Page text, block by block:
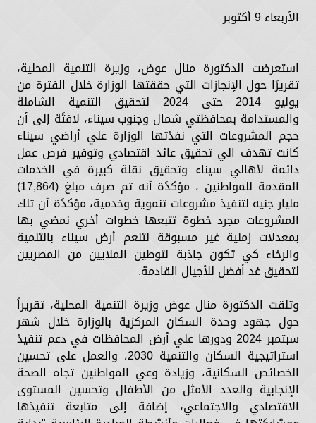
الأربعاء 9 أكتوبر
استعرضت الدكتورة منال عوض، وزيرة التنمية المحلية،
تقريرًا حول الإنجازات التي حققتها الوزارة خلال الفترة من
يوليو 2014 حتى 2024 لتحقيق التنمية الشاملة
والمستدامة بمحافظتي شمال وجنوب سيناء، لافتًة إلى أن
حجم المشروعات التي نفذتها الوزارة علي أراضي سيناء
كانت تهدف الي تحقيق عائد اقتصادي وتوفير فرص عمل
دائمة لأهالي سيناء وتحقيق نقلة كبيرة في الخدمات
المقدمة للمواطنين ، مؤكدًة أنه تم صرف مبلغ (17,864)
مليار جنيه لتنفيذ مشروعات تنموية وخدمية، مؤكدًة أن تلك
المشروعات مجرد خطوة تتبعها خطوات أخري نمضي بها
بمعدلات زمنية غير مسبوقة لتنعم أرض سيناء بالتنمية
والرخاء كي تكون جاذبة لتوطين الملايين من المصريين
لتحقيق غد أفضل للأجيال القادمة.
وتلقت الدكتورة منال عوض وزيرة التنمية المحلية، تقريراً
حول جهود وحدة السكان المركزية بالوزارة خلال شهر
سبتمبر 2024 ودورها علي أرض المحافظات في دعم تنفيذ
استراتيجية السكان والتنمية 2030، والعمل على تحسين
الخصائص السكانية، وزيادة وعي المواطنين تجاه الصحة
الإنجابية والعدد الأمثل من الأطفال وتحسين المستوى
الاقتصادي والاجتماعي، إضافة إلى متابعة تنفيذها